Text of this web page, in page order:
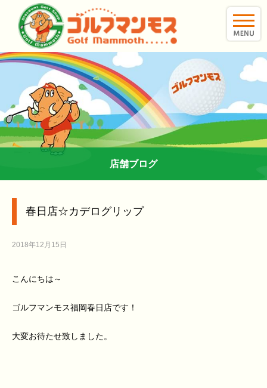
店舗ブログ
春日店☆カデログリップ
2018年12月15日
こんにちは～
ゴルフマンモス福岡春日店です！
大変お待たせ致しました。